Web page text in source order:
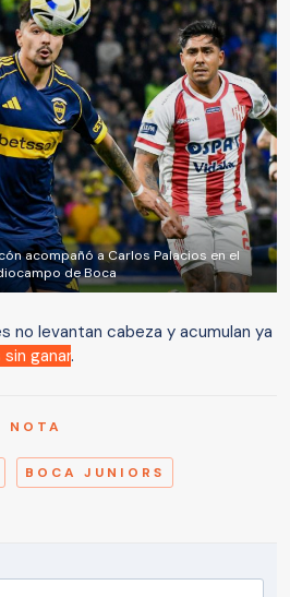
acompañó a Carlos Palacios en el
de Boca
no levantan cabeza y acumulan ya
ganar.
NOTA
BOCA JUNIORS